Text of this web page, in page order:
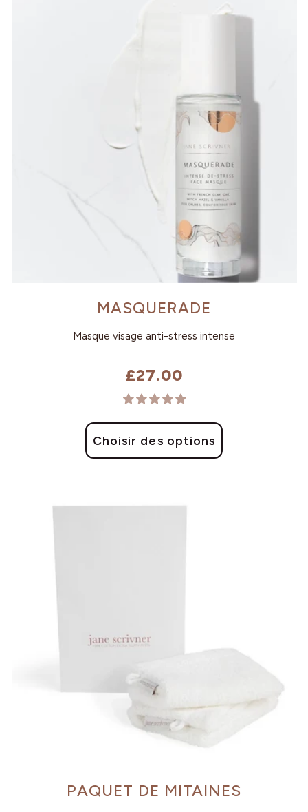
MASQUERADE
Masque visage anti-stress intense
£27.00
Choisir des options
PAQUET DE MITAINES